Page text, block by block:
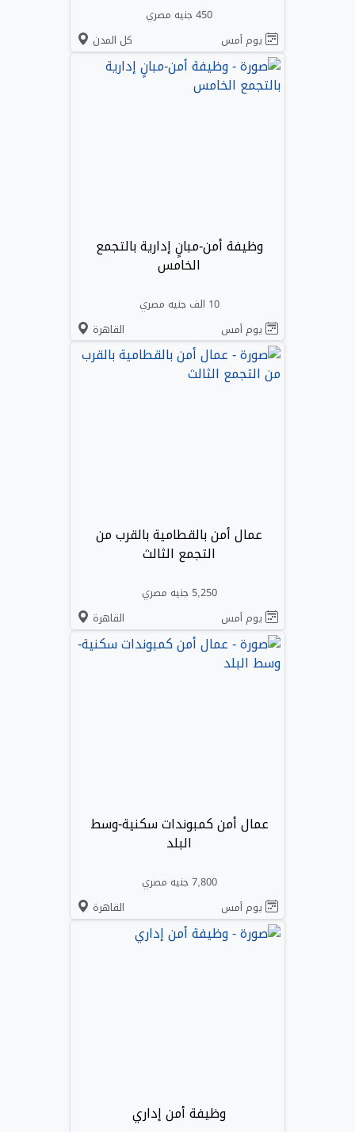
450 جنيه مصري
يوم أمس
كل المدن
وظيفة أمن-مبانٍ إدارية بالتجمع
الخامس
10 الف جنيه مصري
يوم أمس
القاهرة
عمال أمن بالقطامية بالقرب من
التجمع الثالث
5,250 جنيه مصري
يوم أمس
القاهرة
عمال أمن كمبوندات سكنية-وسط
البلد
7,800 جنيه مصري
يوم أمس
القاهرة
وظيفة أمن إداري